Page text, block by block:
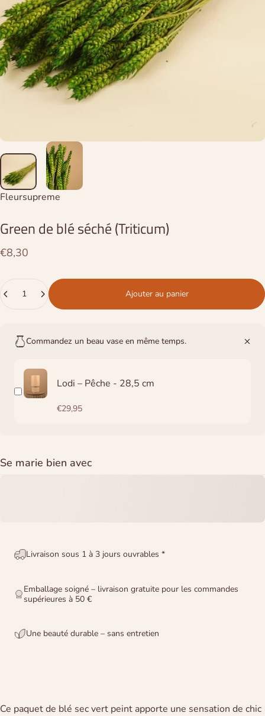
Distributeur:
Fleursupreme
Greendebléséché(Triticum)
€8,30
Ajouter au panier
Commandez un beau vase en même temps.
Lodi – Pêche - 28,5 cm
€29,95
Se marie bien avec
Livraison sous 1 à 3 jours ouvrables *
Emballage soigné – livraison gratuite pour les commandes
supérieures à 50 €
Une beauté durable – sans entretien
Ce paquet de blé sec vert peint apporte une sensation de chic